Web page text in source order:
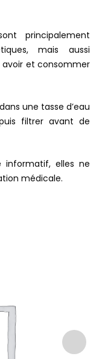
principalement
mais aussi
avoir et consommer
une tasse d’eau
filtrer avant de
informatif, elles ne
médicale.